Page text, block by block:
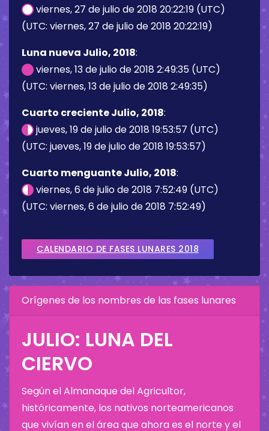
viernes, 27 de julio de 2018 20:22:19 (UTC)
(UTC: viernes, 27 de julio de 2018 20:22:19)
Luna nueva Julio, 2018:
viernes, 13 de julio de 2018 2:49:35 (UTC)
(UTC: viernes, 13 de julio de 2018 2:49:35)
Cuarto creciente Julio, 2018:
jueves, 19 de julio de 2018 19:53:57 (UTC)
(UTC: jueves, 19 de julio de 2018 19:53:57)
Cuarto menguante Julio, 2018:
viernes, 6 de julio de 2018 7:52:49 (UTC)
(UTC: viernes, 6 de julio de 2018 7:52:49)
CALENDARIO DE FASES LUNARES 2018
Orígenes de los nombres de las fases lunares
JULIO: LUNA DEL
CIERVO
Según el Almanaque del Agricultor,
históricamente, los nativos norteamericanos
que vivían en el área que ahora es el norte y el